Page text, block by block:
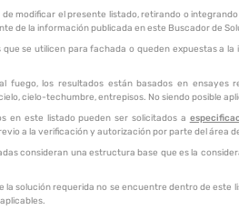
modificar el presente listado, retirando o
de la información publicada en este Buscador de
se utilicen para fachada o queden expuestas a
fuego, los resultados están basados en ensayes
cielo-techumbre, entrepisos. No siendo posible
en este listado pueden ser solicitados a
a la verificación y autorización por parte del área
consideran una estructura base que es la
la solución requerida no se encuentre dentro de